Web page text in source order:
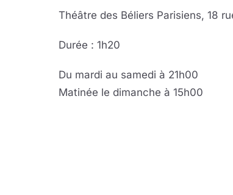
Théâtre des Béliers Parisiens, 18
Durée : 1h20
Du mardi au samedi à 21h00
Matinée le dimanche à 15h00